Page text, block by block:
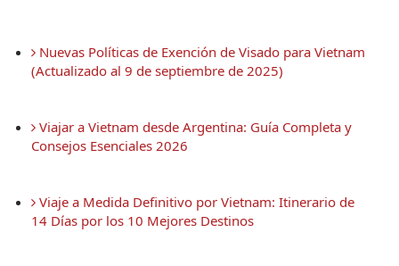
Nuevas Políticas de Exención de Visado para Vietnam
(Actualizado al 9 de septiembre de 2025)
Viajar a Vietnam desde Argentina: Guía Completa y
Consejos Esenciales 2026
Viaje a Medida Definitivo por Vietnam: Itinerario de
14 Días por los 10 Mejores Destinos